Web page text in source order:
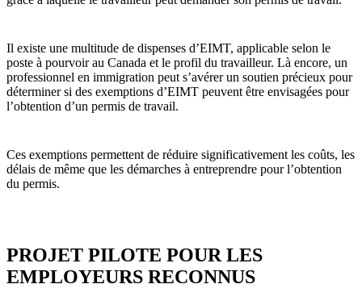
Il existe une multitude de dispenses d’EIMT, applicable selon le
poste à pourvoir au Canada et le profil du travailleur. Là encore, un
professionnel en immigration peut s’avérer un soutien précieux pour
déterminer si des exemptions d’EIMT peuvent être envisagées pour
l’obtention d’un permis de travail.
Ces exemptions permettent de réduire significativement les coûts, les
délais de même que les démarches à entreprendre pour l’obtention
du permis.
PROJET PILOTE POUR LES
EMPLOYEURS RECONNUS